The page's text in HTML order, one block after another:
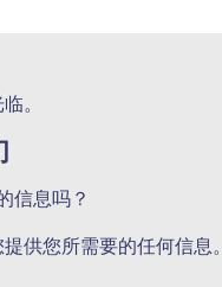
。
信息吗？
供您所需要的任何信息。